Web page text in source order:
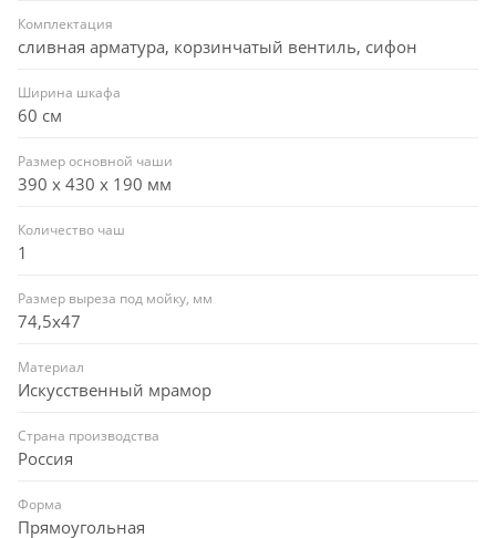
Комплектация
сливная арматура, корзинчатый вентиль, сифон
Ширина шкафа
60 см
Размер основной чаши
390 х 430 х 190 мм
Количество чаш
1
Размер выреза под мойку, мм
74,5x47
Материал
Искусственный мрамор
Страна производства
Россия
Форма
Прямоугольная